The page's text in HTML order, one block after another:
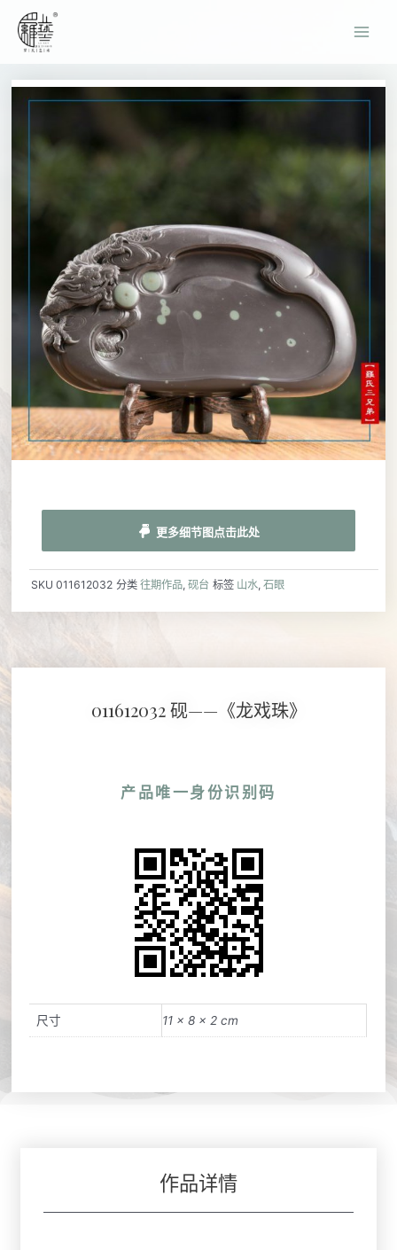
更多细节图点击此处
SKU 011612032 分类 往期作品,砚台 标签 山水,石眼
011612032 砚——《龙戏珠》
产品唯一身份识别码
尺寸 11 × 8 × 2 cm
作品详情